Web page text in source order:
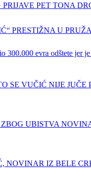
PET TONA
PRESTIŽNA U
300.000 evra odštete jer
SE VUČIĆ NIJE
UBISTVA
NOVINAR IZ BELE